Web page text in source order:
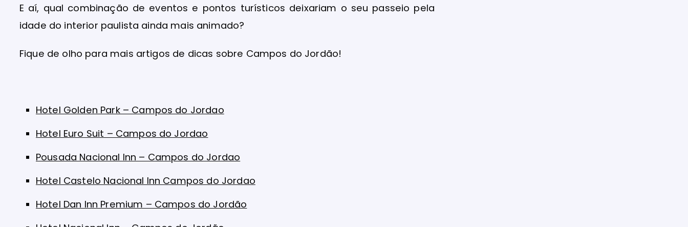
E aí, qual combinação de eventos e pontos turísticos deixariam o seu passeio pela
idade do interior paulista ainda mais animado?
Fique de olho para mais artigos de dicas sobre Campos do Jordão!
Hotel Golden Park – Campos do Jordao
Hotel Euro Suit – Campos do Jordao
Pousada Nacional Inn – Campos do Jordao
Hotel Castelo Nacional Inn Campos do Jordao
Hotel Dan Inn Premium – Campos do Jordão